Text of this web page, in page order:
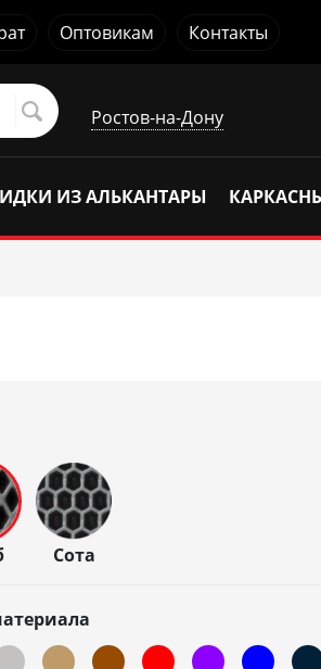
Оптовикам Контакты
Ростов-на-Дону
ИЗ АЛЬКАНТАРЫ
Сота